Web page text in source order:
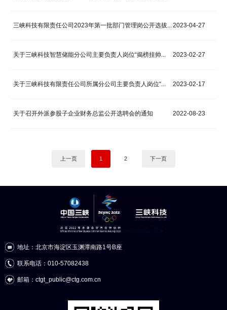
三峡科技有限责任公司2023年第一批部门管理岗公开选拔...2023-04-27
关于三峡科技智慧储能分公司主要负责人岗位“揭榜挂帅... 2023-02-27
关于三峡科技有限责任公司所属分公司主要负责人岗位“... 2023-02-17
关于召开外派参股子企业财务总监公开选聘会的通知 2022-08-23
上一页 1 2 下一页
地址：北京市海淀区玉渊潭南路1号B座
联系电话：010-57082438
邮箱：ctgt_public@ctg.com.cn